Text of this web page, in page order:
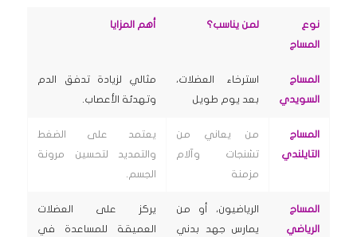
نوع
المساج
لمن يناسب؟ أهم المزايا
المساج
السويدي
استرخاء العضلات،
بعد يوم طويل
مثالي لزيادة تدفق الدم
وتهدئة الأعصاب.
المساج
التايلندي
من يعاني من
تشنجات وآلام
مزمنة
يعتمد على الضغط
والتمديد لتحسين مرونة
الجسم.
المساج
الرياضي
الرياضيون، أو من
يمارس جهد بدني
يركز على العضلات
العميقة للمساعدة في